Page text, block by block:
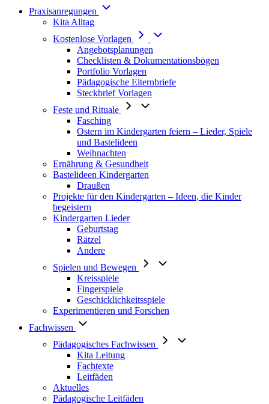
Praxisanregungen
Kita Alltag
Kostenlose Vorlagen
Angebotsplanungen
Checklisten & Dokumentationsbögen
Portfolio Vorlagen
Pädagogische Elternbriefe
Steckbrief Vorlagen
Feste und Rituale
Fasching
Ostern im Kindergarten feiern – Lieder, Spiele
und Bastelideen
Weihnachten
Ernährung & Gesundheit
Bastelideen Kindergarten
Draußen
Projekte für den Kindergarten – Ideen, die Kinder
begeistern
Kindergarten Lieder
Geburtstag
Rätzel
Andere
Spielen und Bewegen
Kreisspiele
Fingerspiele
Geschicklichkeitsspiele
Experimentieren und Forschen
Fachwissen
Pädagogisches Fachwissen
Kita Leitung
Fachtexte
Leitfäden
Aktuelles
Pädagogische Leitfäden